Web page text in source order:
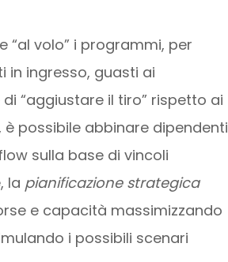
volo” i programmi, per
in ingresso, guasti ai
“aggiustare il tiro” rispetto ai
è possibile abbinare dipendenti
sulla base di vincoli
la pianificazione strategica
e capacità massimizzando
i possibili scenari